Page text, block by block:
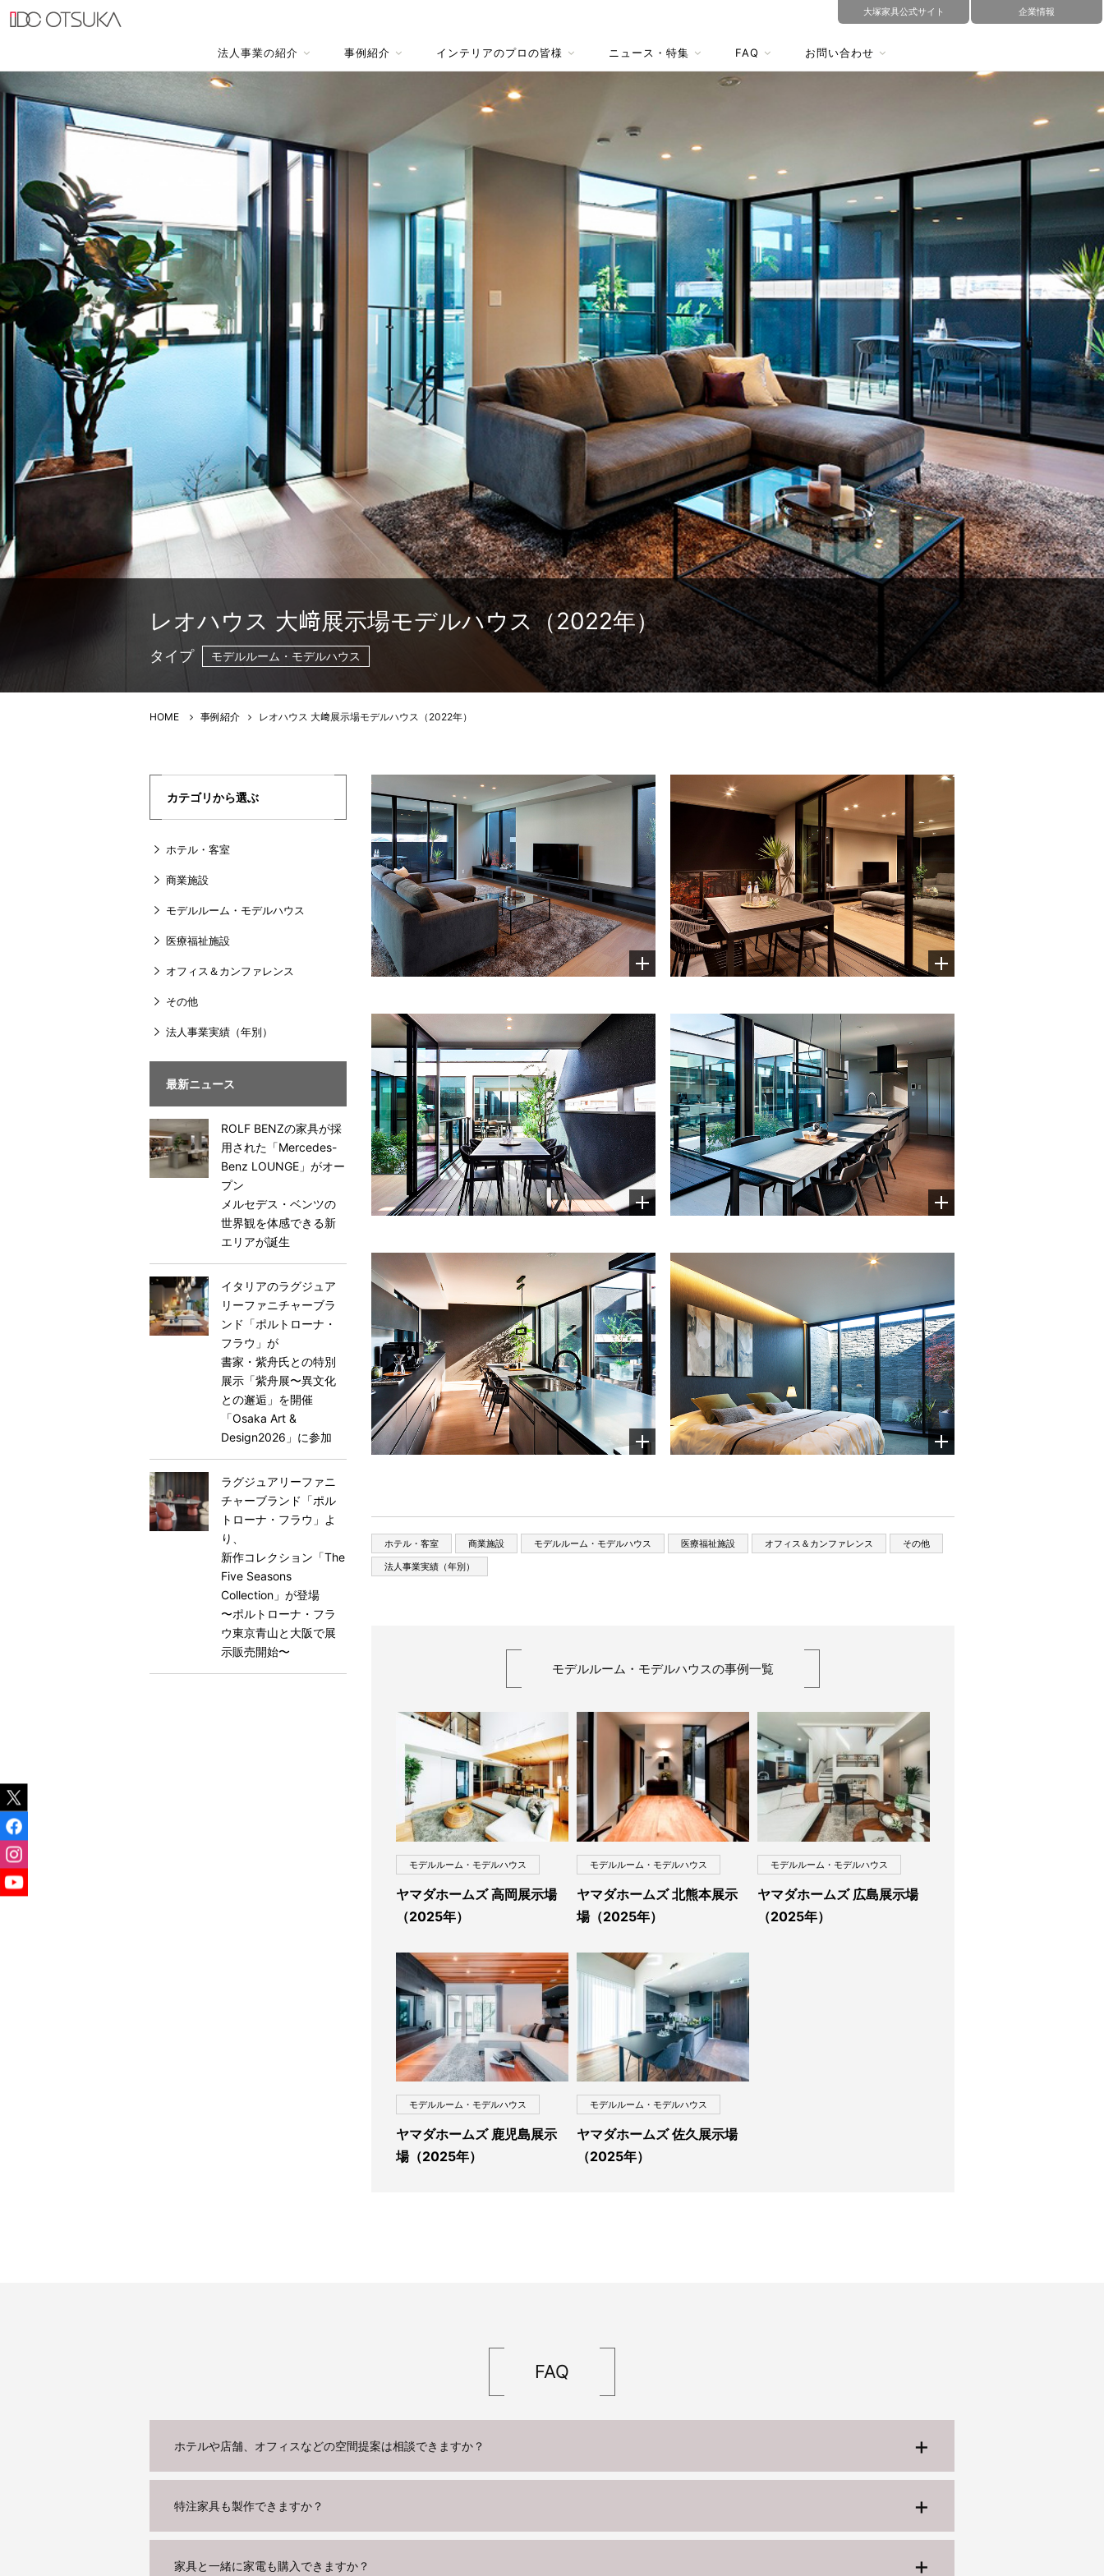
大塚家具公式サイト 企業情報
法人事業の紹介 事例紹介 インテリアのプロの皆様 ニュース・特集 FAQ お問い合わせ
レオハウス 大﨑展示場モデルハウス（2022年）
タイプ モデルルーム・モデルハウス
HOME 事例紹介 レオハウス 大﨑展示場モデルハウス（2022年）
ホテル・客室 商業施設 モデルルーム・モデルハウス 医療福祉施設 オフィス＆カンファレンス
その他
法人事業実績（年別）
モデルルーム・モデルハウスの事例一覧
モデルルーム・モデルハウス
ヤマダホームズ 高岡展示場
（2025年）
モデルルーム・モデルハウス
ヤマダホームズ 北熊本展示
場（2025年）
モデルルーム・モデルハウス
ヤマダホームズ 広島展示場
（2025年）
モデルルーム・モデルハウス
ヤマダホームズ 鹿児島展示
場（2025年）
モデルルーム・モデルハウス
ヤマダホームズ 佐久展示場
（2025年）
カテゴリから選ぶ
ホテル・客室
商業施設
モデルルーム・モデルハウス
医療福祉施設
オフィス＆カンファレンス
その他
法人事業実績（年別）
最新ニュース
ROLF BENZの家具が採
用された「Mercedes-
Benz LOUNGE」がオー
プン
メルセデス・ベンツの
世界観を体感できる新
エリアが誕生
イタリアのラグジュア
リーファニチャーブラ
ンド「ポルトローナ・
フラウ」が
書家・紫舟氏との特別
展示「紫舟展〜異文化
との邂逅」を開催
「Osaka Art &
Design2026」に参加
ラグジュアリーファニ
チャーブランド「ポル
トローナ・フラウ」よ
り、
新作コレクション「The
Five Seasons
Collection」が登場
〜ポルトローナ・フラ
ウ東京⻘山と大阪で展
示販売開始〜
FAQ
ホテルや店舗、オフィスなどの空間提案は相談できますか？
特注家具も製作できますか？
家具と一緒に家電も購入できますか？